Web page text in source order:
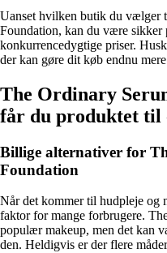
Uanset hvilken butik du vælger
Foundation, kan du være sikker
konkurrencedygtige priser.
der kan gøre dit køb endnu
The Ordinary
får du produktet til
Billige alternativer for
Foundation
Når det kommer til hudpleje og
faktor for mange forbrugere.
populær makeup, men det kan
den. Heldigvis er der flere